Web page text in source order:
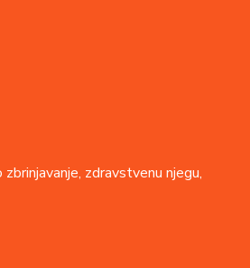
zdravstvenu njegu,